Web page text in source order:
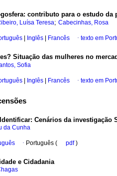
: contributo para o estudo da
Luísa Teresa; Cabecinhas, Rosa
Inglês Francês · texto em
Situação das mulheres no
Sofia
Inglês Francês · texto em
: Cenários da investigação
da Cunha
· Português ( pdf)
e Cidadania